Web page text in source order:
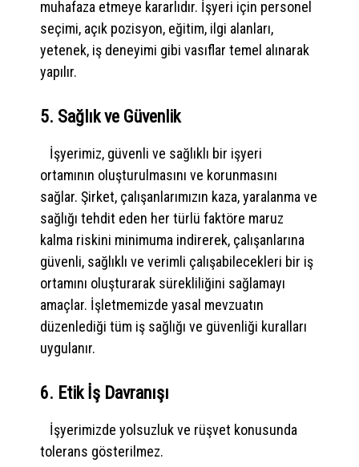
muhafaza etmeye kararlıdır. İşyeri için personel
seçimi, açık pozisyon, eğitim, ilgi alanları,
yetenek, iş deneyimi gibi vasıflar temel alınarak
yapılır.
5. Sağlık ve Güvenlik
İşyerimiz, güvenli ve sağlıklı bir işyeri
ortamının oluşturulmasını ve korunmasını
sağlar. Şirket, çalışanlarımızın kaza, yaralanma ve
sağlığı tehdit eden her türlü faktöre maruz
kalma riskini minimuma indirerek, çalışanlarına
güvenli, sağlıklı ve verimli çalışabilecekleri bir iş
ortamını oluşturarak sürekliliğini sağlamayı
amaçlar. İşletmemizde yasal mevzuatın
düzenlediği tüm iş sağlığı ve güvenliği kuralları
uygulanır.
6. Etik İş Davranışı
İşyerimizde yolsuzluk ve rüşvet konusunda
tolerans gösterilmez.